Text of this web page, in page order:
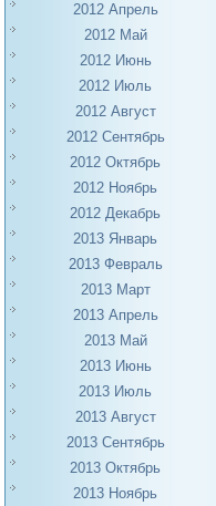
2012 Апрель
2012 Май
2012 Июнь
2012 Июль
2012 Август
2012 Сентябрь
2012 Октябрь
2012 Ноябрь
2012 Декабрь
2013 Январь
2013 Февраль
2013 Март
2013 Апрель
2013 Май
2013 Июнь
2013 Июль
2013 Август
2013 Сентябрь
2013 Октябрь
2013 Ноябрь